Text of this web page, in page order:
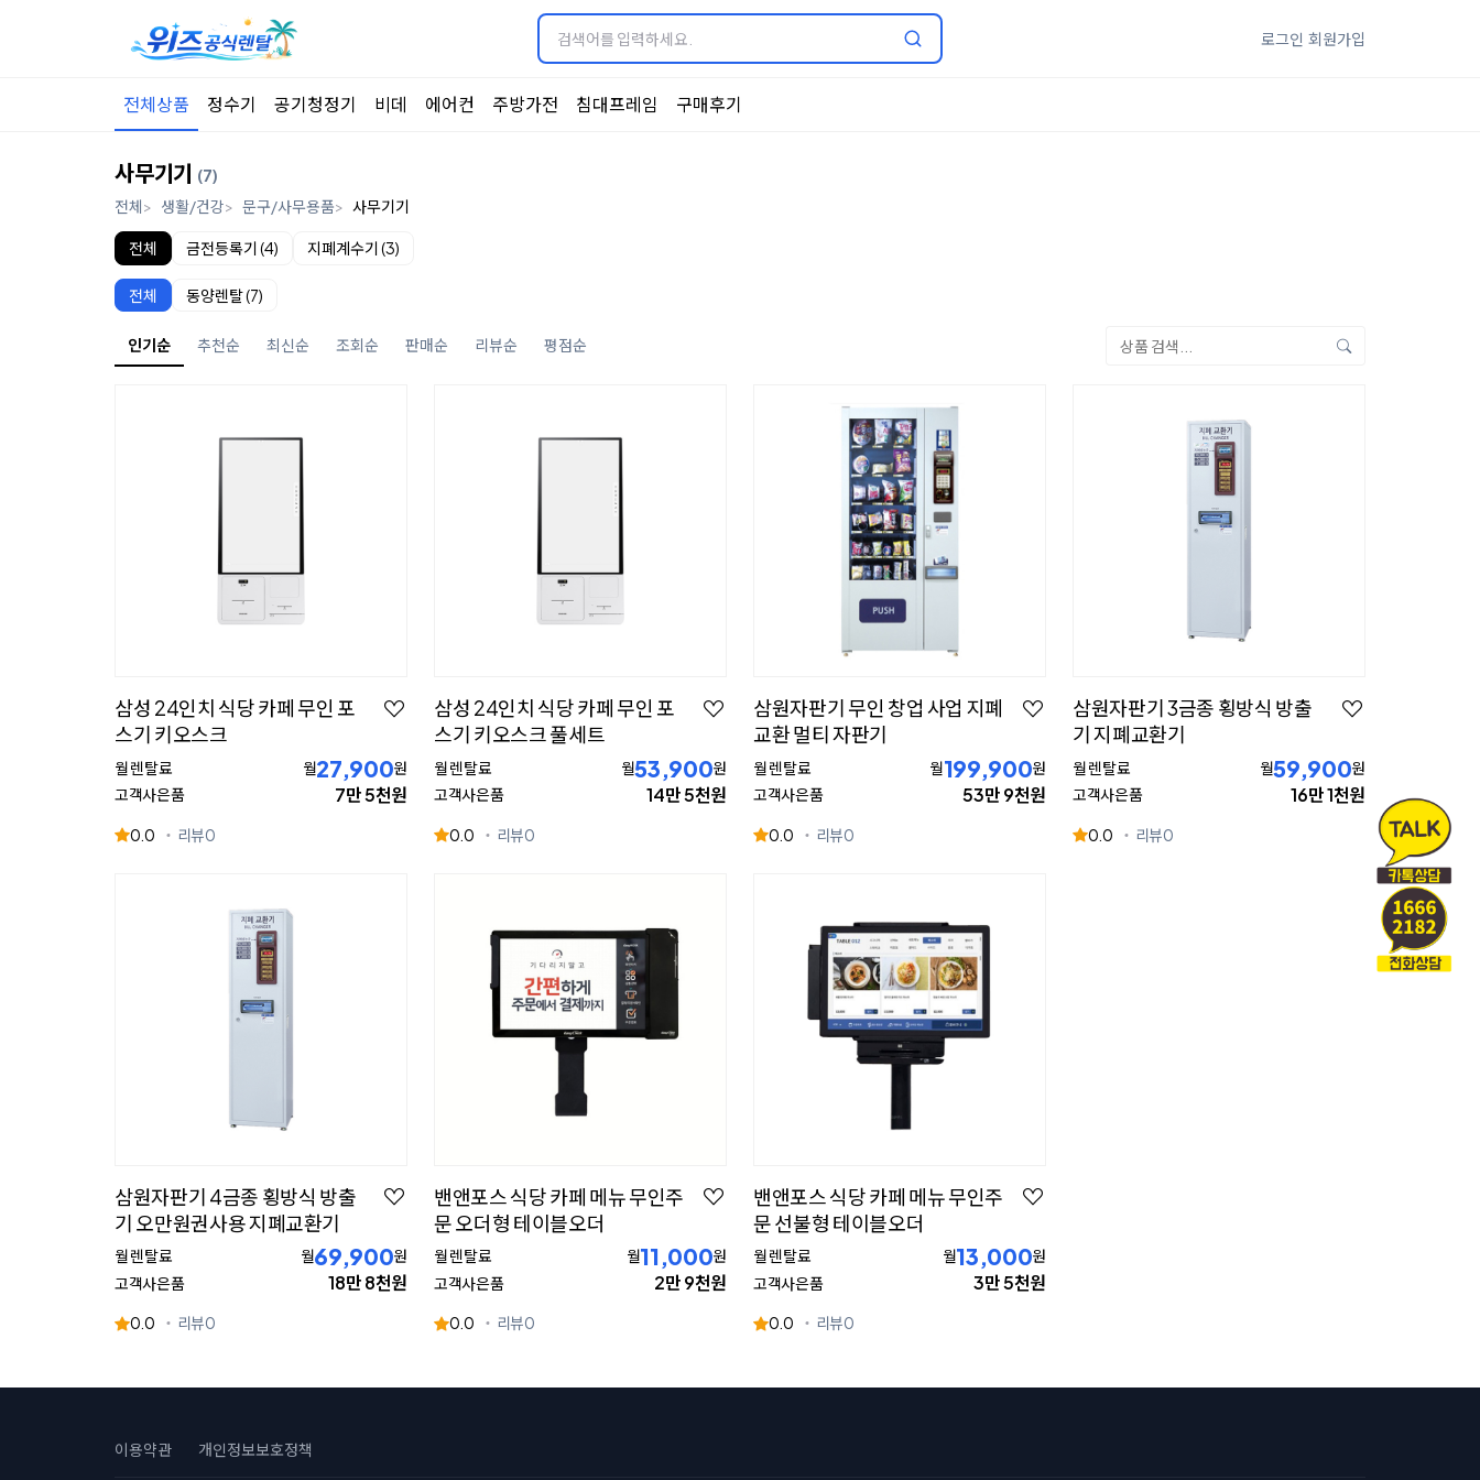
로그인 회원가입
전체상품 정수기 공기청정기 비데 에어컨 주방가전 침대프레임 구매후기
사무기기 (7)
전체
생활/건강 문구/사무용품 사무기기
전체 금전등록기 (4) 지폐계수기 (3)
전체 동양렌탈 (7)
인기순 추천순 최신순 조회순 판매순 리뷰순 평점순
삼성 24인치 식당 카페 무인 포
스기 키오스크
월 렌탈료 월27,900원
고객사은품
7만 5천원
0.0 리뷰0
삼성 24인치 식당 카페 무인 포
스기 키오스크 풀세트
월 렌탈료 월53,900원
고객사은품
14만 5천원
0.0 리뷰0
삼원자판기 무인 창업 사업 지폐
교환 멀티 자판기
월 렌탈료 월199,900원
고객사은품
53만 9천원
0.0 리뷰0
삼원자판기 3금종 횡방식 방출
기 지폐교환기
월 렌탈료 월59,900원
고객사은품
16만 1천원
0.0 리뷰0
삼원자판기 4금종 횡방식 방출
기 오만원권사용 지폐교환기
월 렌탈료 월69,900원
고객사은품
18만 8천원
0.0 리뷰0
밴앤포스 식당 카페 메뉴 무인주
문 오더형 테이블오더
월 렌탈료 월11,000원
고객사은품
2만 9천원
0.0 리뷰0
밴앤포스 식당 카페 메뉴 무인주
문 선불형 테이블오더
월 렌탈료 월13,000원
고객사은품
3만 5천원
0.0 리뷰0
이용약관 개인정보보호정책